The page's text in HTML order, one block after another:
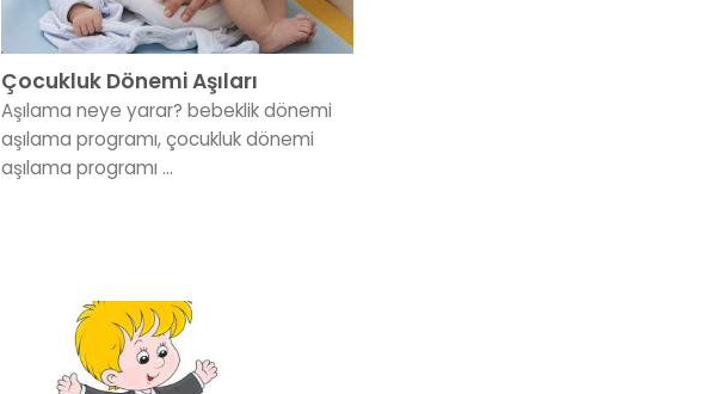
Çocukluk Dönemi Aşıları
Aşılama neye yarar? bebeklik dönemi
aşılama programı, çocukluk dönemi
aşılama programı ...